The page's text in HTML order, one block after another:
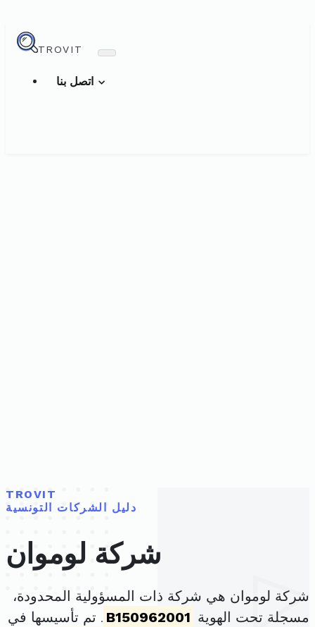
TROVIT
TROVIT
دليل الشركات التونسية
شركة لوموان
شركة لوموان هي شركة ذات المسؤولية المحدودة،
مسجلة تحت الهوية B150962001 . تم تأسيسها في